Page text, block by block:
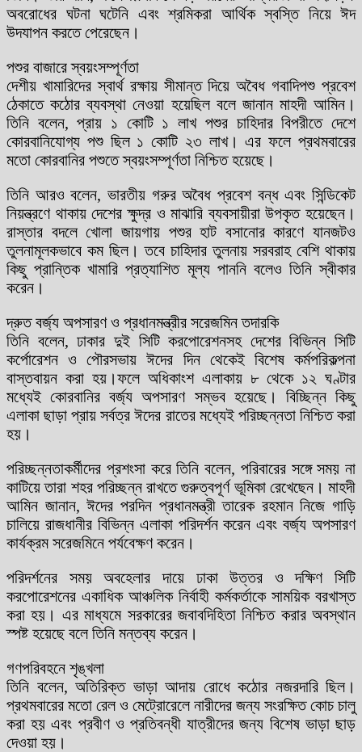
অবরোধের ঘটনা ঘটেনি এবং শ্রমিকরা আর্থিক স্বস্তি নিয়ে ঈদ
উদযাপন করতে পেরেছেন।
পশুর বাজারে স্বয়ংসম্পূর্ণতা
দেশীয় খামারিদের স্বার্থ রক্ষায় সীমান্ত দিয়ে অবৈধ গবাদিপশু প্রবেশ
ঠেকাতে কঠোর ব্যবস্থা নেওয়া হয়েছিল বলে জানান মাহদী আমিন।
তিনি বলেন, প্রায় ১ কোটি ১ লাখ পশুর চাহিদার বিপরীতে দেশে
কোরবানিযোগ্য পশু ছিল ১ কোটি ২৩ লাখ। এর ফলে প্রথমবারের
মতো কোরবানির পশুতে স্বয়ংসম্পূর্ণতা নিশ্চিত হয়েছে।
তিনি আরও বলেন, ভারতীয় গরুর অবৈধ প্রবেশ বন্ধ এবং সিন্ডিকেট
নিয়ন্ত্রণে থাকায় দেশের ক্ষুদ্র ও মাঝারি ব্যবসায়ীরা উপকৃত হয়েছেন।
রাস্তার বদলে খোলা জায়গায় পশুর হাট বসানোর কারণে যানজটও
তুলনামূলকভাবে কম ছিল। তবে চাহিদার তুলনায় সরবরাহ বেশি থাকায়
কিছু প্রান্তিক খামারি প্রত্যাশিত মূল্য পাননি বলেও তিনি স্বীকার
করেন।
দ্রুত বর্জ্য অপসারণ ও প্রধানমন্ত্রীর সরেজমিন তদারকি
তিনি বলেন, ঢাকার দুই সিটি করপোরেশনসহ দেশের বিভিন্ন সিটি
কর্পোরেশন ও পৌরসভায় ঈদের দিন থেকেই বিশেষ কর্মপরিকল্পনা
বাস্তবায়ন করা হয়।ফলে অধিকাংশ এলাকায় ৮ থেকে ১২ ঘণ্টার
মধ্যেই কোরবানির বর্জ্য অপসারণ সম্ভব হয়েছে। বিচ্ছিন্ন কিছু
এলাকা ছাড়া প্রায় সর্বত্র ঈদের রাতের মধ্যেই পরিচ্ছন্নতা নিশ্চিত করা
হয়।
পরিচ্ছন্নতাকর্মীদের প্রশংসা করে তিনি বলেন, পরিবারের সঙ্গে সময় না
কাটিয়ে তারা শহর পরিচ্ছন্ন রাখতে গুরুত্বপূর্ণ ভূমিকা রেখেছেন। মাহদী
আমিন জানান, ঈদের পরদিন প্রধানমন্ত্রী তারেক রহমান নিজে গাড়ি
চালিয়ে রাজধানীর বিভিন্ন এলাকা পরিদর্শন করেন এবং বর্জ্য অপসারণ
কার্যক্রম সরেজমিনে পর্যবেক্ষণ করেন।
পরিদর্শনের সময় অবহেলার দায়ে ঢাকা উত্তর ও দক্ষিণ সিটি
করপোরেশনের একাধিক আঞ্চলিক নির্বাহী কর্মকর্তাকে সাময়িক বরখাস্ত
করা হয়। এর মাধ্যমে সরকারের জবাবদিহিতা নিশ্চিত করার অবস্থান
স্পষ্ট হয়েছে বলে তিনি মন্তব্য করেন।
গণপরিবহনে শৃঙ্খলা
তিনি বলেন, অতিরিক্ত ভাড়া আদায় রোধে কঠোর নজরদারি ছিল।
প্রথমবারের মতো রেল ও মেট্রোরেলে নারীদের জন্য সংরক্ষিত কোচ চালু
করা হয় এবং প্রবীণ ও প্রতিবন্ধী যাত্রীদের জন্য বিশেষ ভাড়া ছাড়
দেওয়া হয়।